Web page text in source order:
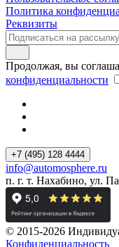
Политика
Реквизиты
Продолжая, вы
конфиденциальности
+7 (495) 128 4444
info@automosphere.ru
п. г. т. Нахабино, ул.
© 2015-2026
Конфиденциальность